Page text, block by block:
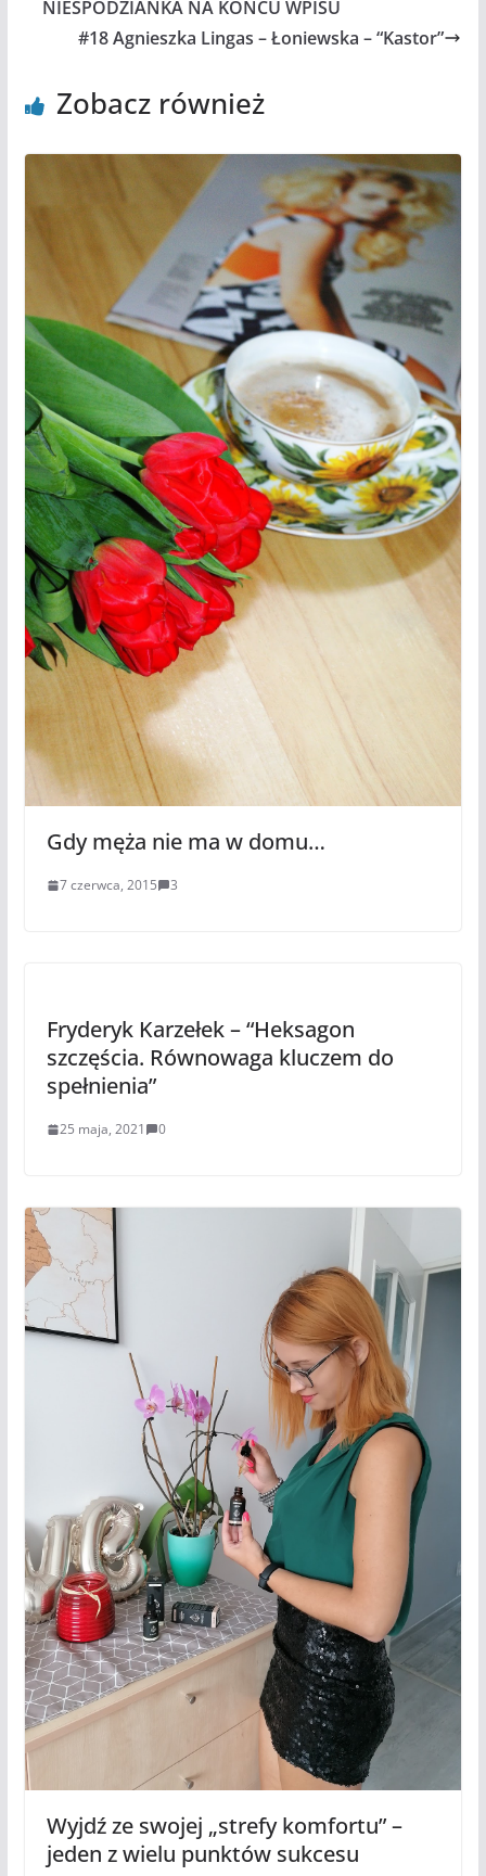
NIESPODZIANKA NA KOŃCU WPISU
#18 Agnieszka Lingas – Łoniewska – “Kastor”
Zobacz również
Gdy męża nie ma w domu…
7 czerwca, 2015 3
Fryderyk Karzełek – “Heksagon
szczęścia. Równowaga kluczem do
spełnienia”
25 maja, 2021 0
Wyjdź ze swojej „strefy komfortu” –
jeden z wielu punktów sukcesu